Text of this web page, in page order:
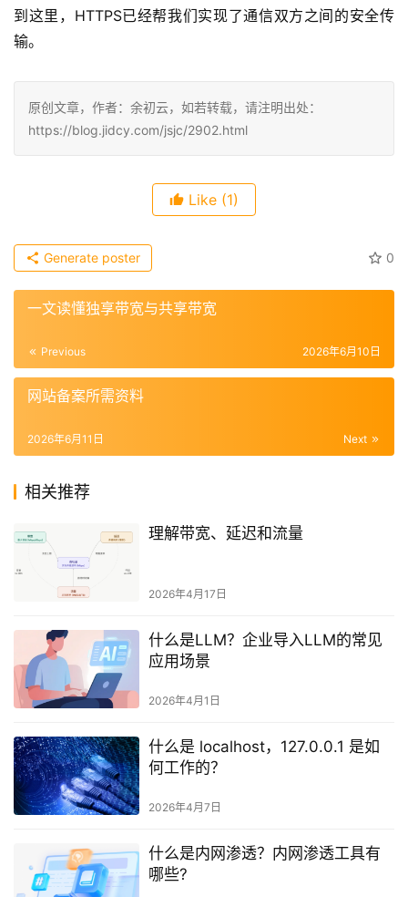
到这里，HTTPS已经帮我们实现了通信双方之间的安全传
输。
原创文章，作者：余初云，如若转载，请注明出处：
https://blog.jidcy.com/jsjc/2902.html
Like (1)
0
Generate poster
一文读懂独享带宽与共享带宽
Previous 2026年6月10日
网站备案所需资料
Next
2026年6月11日
相关推荐
理解带宽、延迟和流量
2026年4月17日
什么是LLM？企业导入LLM的常见
应用场景
2026年4月1日
什么是 localhost，127.0.0.1 是如
何工作的？
2026年4月7日
什么是内网渗透？内网渗透工具有
哪些?